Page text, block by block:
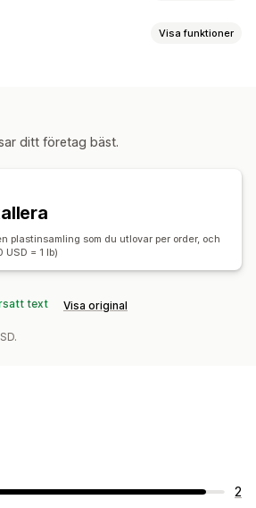
Visa funktioner
ditt företag bäst.
plastinsamling som du utlovar per order, och
= 1 lb)
text Visa original
2